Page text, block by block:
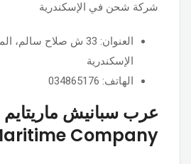
شركة شحن في الإسكندرية
العنوان: 33 ش صلاح
الإسكندرية
الهاتف: 034865176
Company